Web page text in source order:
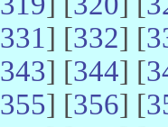
331] [332] [
343] [344] [
355] [356] [